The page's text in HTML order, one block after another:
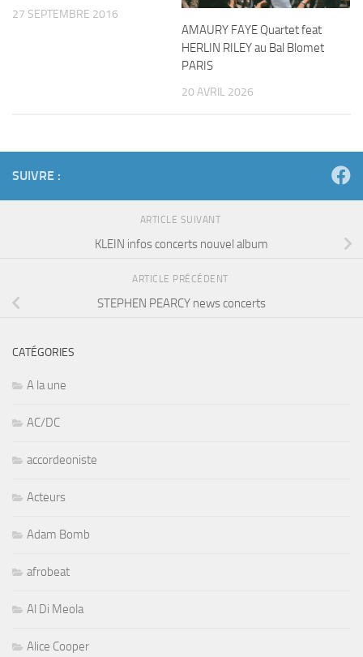
27 SEPTEMBRE 2016
AMAURY FAYE Quartet feat
HERLIN RILEY au Bal Blomet
PARIS
20 AVRIL 2026
SUIVRE :
ARTICLE SUIVANT
KLEIN infos concerts nouvel album
ARTICLE PRÉCÉDENT
STEPHEN PEARCY news concerts
CATÉGORIES
A la une
AC/DC
accordeoniste
Acteurs
Adam Bomb
afrobeat
Al Di Meola
Alice Cooper